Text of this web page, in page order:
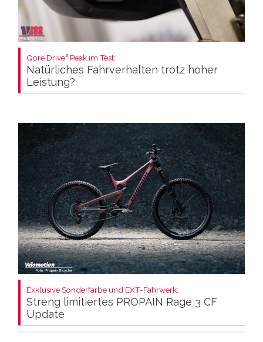
Qore Drive³ Peak im Test:
Natürliches Fahrverhalten trotz hoher
Leistung?
Exklusive Sonderfarbe und EXT-Fahrwerk:
Streng limitiertes PROPAIN Rage 3 CF
Update